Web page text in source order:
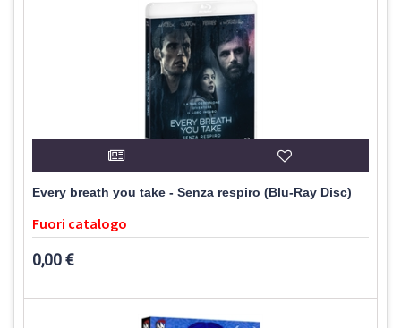
Every breath you take - Senza respiro (Blu-Ray Disc)
Fuori catalogo
0,00 €